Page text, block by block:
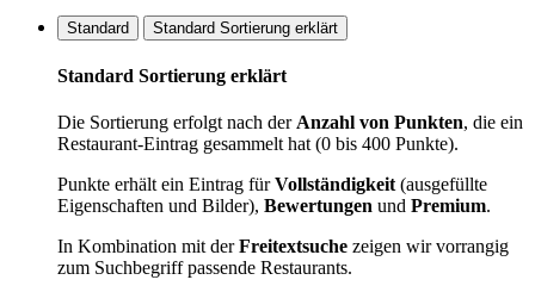
Standard Standard Sortierung erklärt
Standard Sortierung erklärt
Die Sortierung erfolgt nach derAnzahl von Punkten, die ein
Restaurant-Eintrag gesammelt hat (0 bis 400 Punkte).
Punkte erhält ein Eintrag fürVollständigkeit(ausgefüllte
Eigenschaften und Bilder), Bewertungen und Premium.
In Kombination mit derFreitextsuche zeigen wir vorrangig
zum Suchbegriff passende Restaurants.